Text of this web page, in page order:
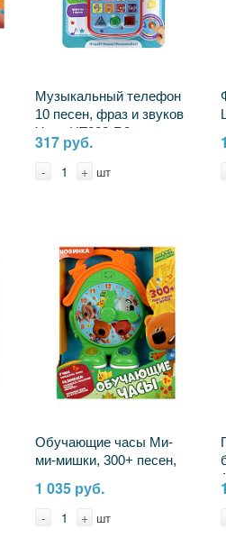
Музыкальный телефон
10 песен, фраз и звуков
Умка HT882-R8
317 руб.
- + шт
Обучающие часы Ми-
ми-мишки, 300+ песен,
Умка HT526-R
1 035 руб.
- + шт